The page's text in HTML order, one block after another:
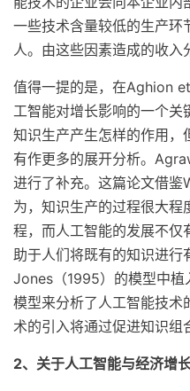
一些技术含量较低的生产环
人。由这些因素造成的收入
值得一提的是，在Aghion
工智能对增长影响的一个关
知识生产产生怎样的作用，
有作更多的展开分析。
进行了补充。这篇论文借
为，知识生产的过程很大程
程，而人工智能的发展不仅
助于人们将既有的知识进行
Jones（1995）的模型中植
模型来分析了人工智能技术
术的引入将通过促进知识组
2、关于人工智能与经济增